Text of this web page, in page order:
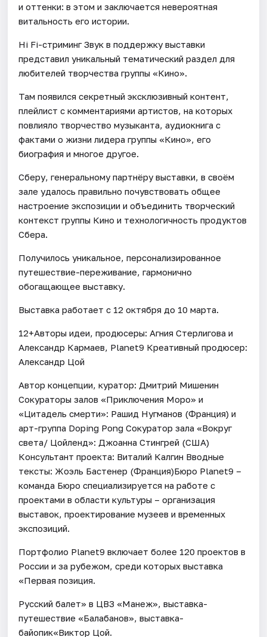
и оттенки: в этом и заключается невероятная
витальность его истории.
Hi Fi-стриминг Звук в поддержку выставки
представил уникальный тематический раздел для
любителей творчества группы «Кино».
Там появился секретный эксклюзивный контент,
плейлист с комментариями артистов, на которых
повлияло творчество музыканта, аудиокнига с
фактами о жизни лидера группы «Кино», его
биография и многое другое.
Сберу, генеральному партнёру выставки, в своём
зале удалось правильно почувствовать общее
настроение экспозиции и объединить творческий
контекст группы Кино и технологичность продуктов
Сбера.
Получилось уникальное, персонализированное
путешествие-переживание, гармонично
обогащающее выставку.
Выставка работает с 12 октября до 10 марта.
12+Авторы идеи, продюсеры: Агния Стерлигова и
Александр Кармаев, Planet9 Креативный продюсер:
Александр Цой
Автор концепции, куратор: Дмитрий Мишенин
Сокураторы залов «Приключения Моро» и
«Цитадель смерти»: Рашид Нугманов (Франция) и
арт-группа Doping Pong Сокуратор зала «Вокруг
света/ Цойленд»: Джоанна Стингрей (США)
Консультант проекта: Виталий Калгин Вводные
тексты: Жоэль Бастенер (Франция)Бюро Planet9 –
команда Бюро специализируется на работе с
проектами в области культуры – организация
выставок, проектирование музеев и временных
экспозиций.
Портфолио Planet9 включает более 120 проектов в
России и за рубежом, среди которых выставка
«Первая позиция.
Русский балет» в ЦВЗ «Манеж», выставка-
путешествие «Балабанов», выставка-
байопик«Виктор Цой.